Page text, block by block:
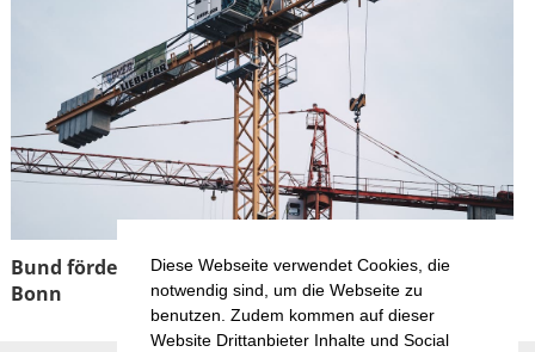
Diese Webseite verwendet Cookies, die
notwendig sind, um die Webseite zu
benutzen. Zudem kommen auf dieser
Website Drittanbieter Inhalte und Social
Bund fördert Projekt für mehr Wohnraumflächen in
Bonn